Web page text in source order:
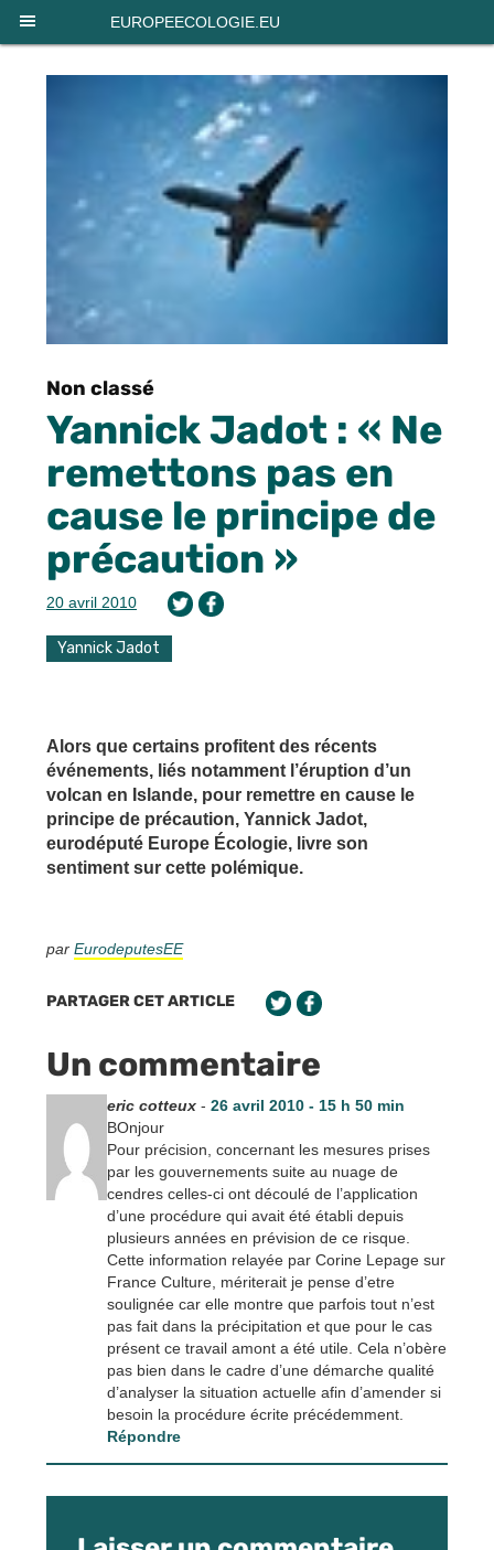
EUROPEECOLOGIE.EU
Non classé
Yannick Jadot : « Ne
remettons pas en
cause le principe de
précaution »
20 avril 2010
Yannick Jadot
Alors que certains profitent des récents
événements, liés notamment l’éruption d’un
volcan en Islande, pour remettre en cause le
principe de précaution, Yannick Jadot,
eurodéputé Europe Écologie, livre son
sentiment sur cette polémique.
par EurodeputesEE
PARTAGER CET ARTICLE
Un commentaire
eric cotteux- 26 avril 2010 - 15 h 50 min
BOnjour
Pour précision, concernant les mesures prises
par les gouvernements suite au nuage de
cendres celles-ci ont découlé de l’application
d’une procédure qui avait été établi depuis
plusieurs années en prévision de ce risque.
Cette information relayée par Corine Lepage sur
France Culture, mériterait je pense d’etre
soulignée car elle montre que parfois tout n’est
pas fait dans la précipitation et que pour le cas
présent ce travail amont a été utile. Cela n’obère
pas bien dans le cadre d’une démarche qualité
d’analyser la situation actuelle afin d’amender si
besoin la procédure écrite précédemment.
Répondre